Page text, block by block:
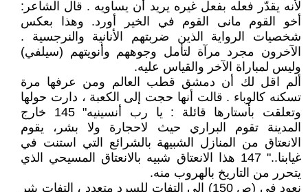
لأنه يقدّر فعله بفعل غيره يريد أن يساويه . قال الشاعر:
أخو القوم مانى القوم في الخير أورد. وهذا بعكس
شخصيات الرواية الذين ضربتهم الأنانية والنرجسية .
الآخرون مجرد مرآة لتأمل وجوههم وأنويتهم (سيلفي)
وليس لمباراة الآخر والقياس عليه.
ألم اقل لك أن دمشق قطب العالم ومن عرفها مرة
تسكنه كالوباء . قالت أنها حجت إلى الكعبة ، دارت حولها
وتعلقت بأستارها قائلة : يا رب أنسينيه" 145 خارج
المدينة تقوم البراري حيث لاحجارة ولا بشر، يقوم
الانعتاق من المنازل الشبيهة بالشرائع التي استنت في
غيابنا.." 147 هذا الانعتاق شبيه بالانعتاق المسيحي الذي
يتحرر من التاريخ بالهروب منه.
نعود في (ص 150) إلى التفات للسرد متعدد ، التفات يثير